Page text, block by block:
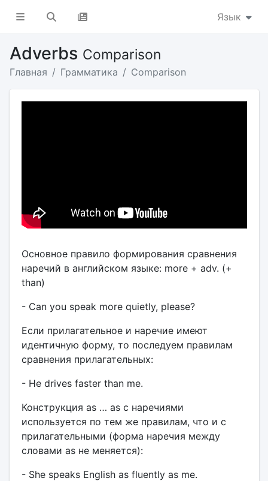
Язык
Adverbs Comparison
Главная Грамматика Comparison
Основное правило формирования сравнения
наречий в английском языке: more + adv. (+
than)
- Can you speak more quietly, please?
Если прилагательное и наречие имеют
идентичную форму, то последуем правилам
сравнения прилагательных:
- He drives faster than me.
Конструкция as … as с наречиями
используется по тем же правилам, что и с
прилагательными (форма наречия между
словами as не меняется):
- She speaks English as fluently as me.